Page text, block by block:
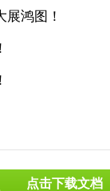
鸿图！
点击下载文档